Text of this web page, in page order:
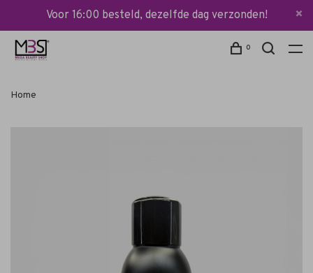
Voor 16:00 besteld, dezelfde dag verzonden!
0
Home